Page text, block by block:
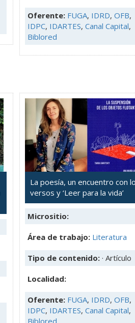
Oferente: FUGA, IDRD, OFB,
IDPC, IDARTES, Canal Capital,
Biblored
La poesía, un encuentro con
versos y ‘Leer para la vida’
Micrositio:
Área de trabajo: Literatura
Tipo de contenido: · Artículo
Localidad:
Oferente: FUGA, IDRD, OFB,
IDPC, IDARTES, Canal Capital,
Biblored